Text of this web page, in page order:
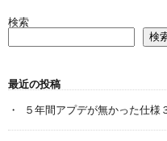
検索
検
最近の投稿
５年間アプデが無かった仕様